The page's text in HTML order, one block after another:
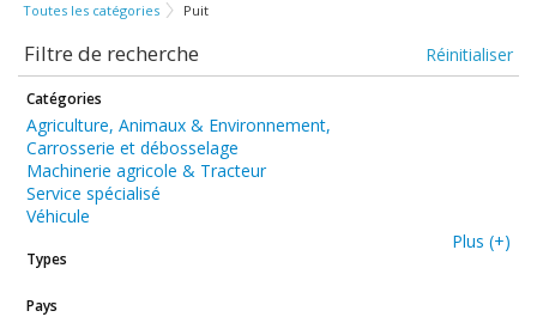
Toutes les catégories Puit
Filtre de recherche Réinitialiser
Catégories
Agriculture, Animaux & Environnement,
Carrosserie et débosselage
Machinerie agricole & Tracteur
Service spécialisé
Véhicule
Plus (+)
Types
Pays